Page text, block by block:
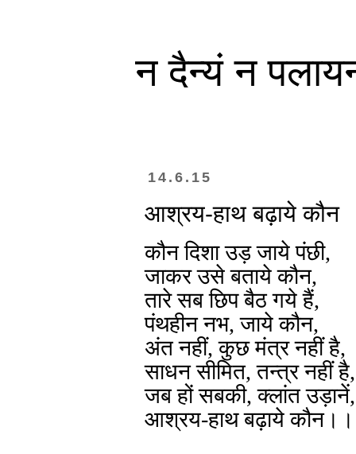
न दैन्यं न
14.6.15
आश्रय-हाथ बढ़ाये कौन
कौन दिशा उड़ जाये पंछी,
जाकर उसे बताये कौन,
तारे सब छिप बैठ गये हैं,
पंथहीन नभ, जाये कौन,
अंत नहीं, कुछ मंत्र नहीं है,
साधन सीमित, तन्त्र नहीं है,
जब हों सबकी, क्लांत उड़ानें,
आश्रय-हाथ बढ़ाये